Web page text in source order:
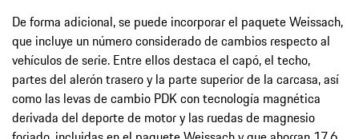
De forma adicional, se puede incorporar el paquete Weissach,
que incluye un número considerado de cambios respecto al
vehículos de serie. Entre ellos destaca el capó, el techo,
partes del alerón trasero y la parte superior de la carcasa, así
como las levas de cambio PDK con tecnología magnética
derivada del deporte de motor y las ruedas de magnesio